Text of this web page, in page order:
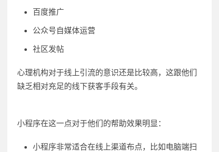
百度推广
公众号自媒体运营
社区发帖
心理机构对于线上引流的意识还是比较高，这跟他们
缺乏相对充足的线下获客手段有关。
小程序在这一点对于他们的帮助效果明显：
小程序非常适合在线上渠道布点，比如电脑端扫